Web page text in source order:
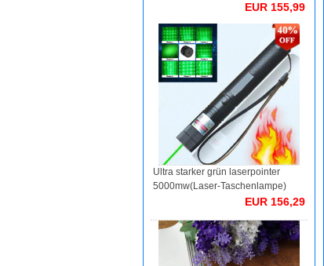
EUR 155,99
Ultra starker grün laserpointer
5000mw(Laser-Taschenlampe)
EUR 156,29